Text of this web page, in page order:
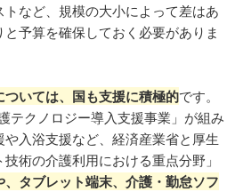
など、規模の大小によって差はあ
予算を確保しておく必要がありま
いては、国も支援に積極的です。
テクノロジー導入支援事業」が組み
入浴支援など、経済産業省と厚生
術の介護利用における重点分野」
、タブレット端末、介護・勤怠ソフ